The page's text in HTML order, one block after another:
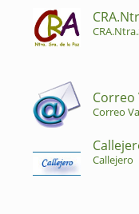
Correo
Correo
Callejero